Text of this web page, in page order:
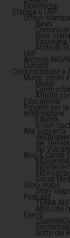
Biblioteche
Stampa e URP
Ufficio stampa
News
Note
Rassegna
Archivio
URP
Archivio
Contatti
Comunicazione e
Musei, centri
Musei
Centri
Attività
Educational
Progetti per
informazione
Edurisk
Io non
Alla scoperta
dei
dei Vulcani
Blog & Canali
Social
Story maps
Story
Podcast
TERRA
Altro che
Eventi
Notte dei